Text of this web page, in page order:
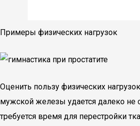
Примеры физических нагрузок
Оценить пользу физических
мужской железы удается далеко не
требуется время для перестройки